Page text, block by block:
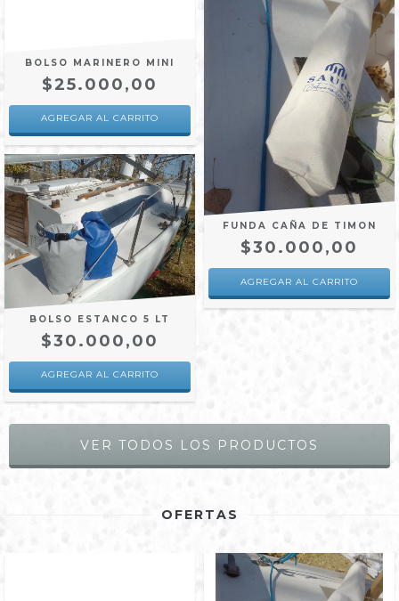
BOLSO MARINERO MINI
$25.000,00
AGREGAR AL CARRITO
FUNDA CAÑA DE TIMON
$30.000,00
BOLSO ESTANCO 5 LT
$30.000,00
AGREGAR AL CARRITO
VER TODOS LOS PRODUCTOS
OFERTAS